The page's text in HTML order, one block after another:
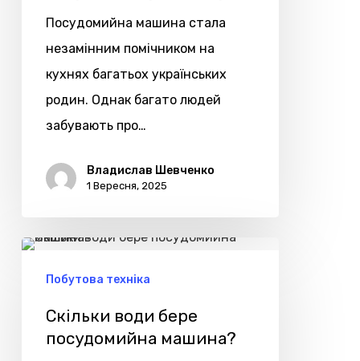
Посудомийна машина стала
незамінним помічником на
кухнях багатьох українських
родин. Однак багато людей
забувають про…
Владислав Шевченко
1 Вересня, 2025
Скільки
води
посудомийна
машина?
Побутова техніка
Скільки води бере
посудомийна машина?